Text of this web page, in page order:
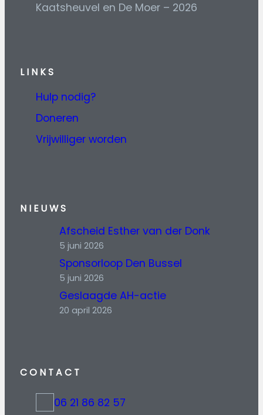
Kaatsheuvel en De Moer – 2026
LINKS
Hulp nodig?
Doneren
Vrijwilliger worden
NIEUWS
Afscheid Esther van der Donk
5 juni 2026
Sponsorloop Den Bussel
5 juni 2026
Geslaagde AH-actie
20 april 2026
CONTACT
t 06 21 86 82 57